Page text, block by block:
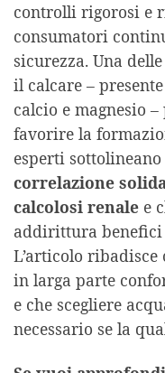
controlli rigorosi e
consumatori
sicurezza. Una
il calcare –
calcio e magnesio
favorire la
esperti sottolineano
correlazione
calcolosi renale e
addirittura benefici
L’articolo ribadisce
in larga parte
e che scegliere
necessario se la